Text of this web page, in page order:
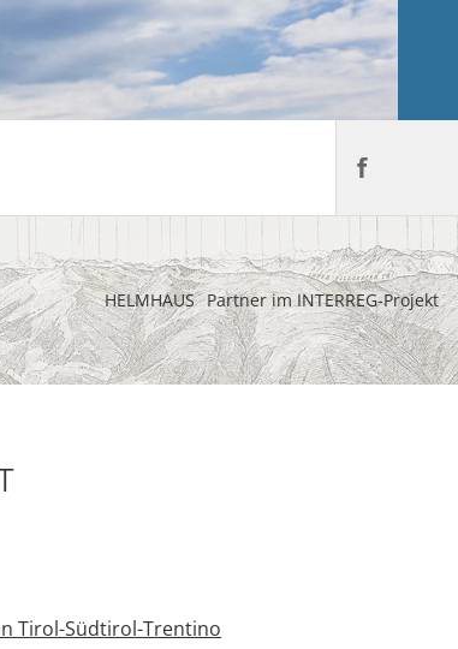
HELMHAUS Partner im INTERREG-Projekt
Tirol-Südtirol-Trentino